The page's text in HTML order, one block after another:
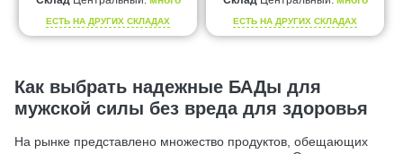
ЕСТЬ НА ДРУГИХ СКЛАДАХ ЕСТЬ НА ДРУГИХ СКЛАДАХ
Как выбрать надежные БАДы для
мужской силы без вреда для здоровья
На рынке представлено множество продуктов, обещающих